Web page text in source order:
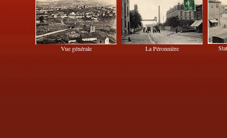
Vue générale La Péronnière